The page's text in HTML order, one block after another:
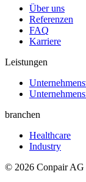
Über uns
Referenzen
FAQ
Karriere
Leistungen
branchen
Healthcare
Industry
© 2026 Conpair AG